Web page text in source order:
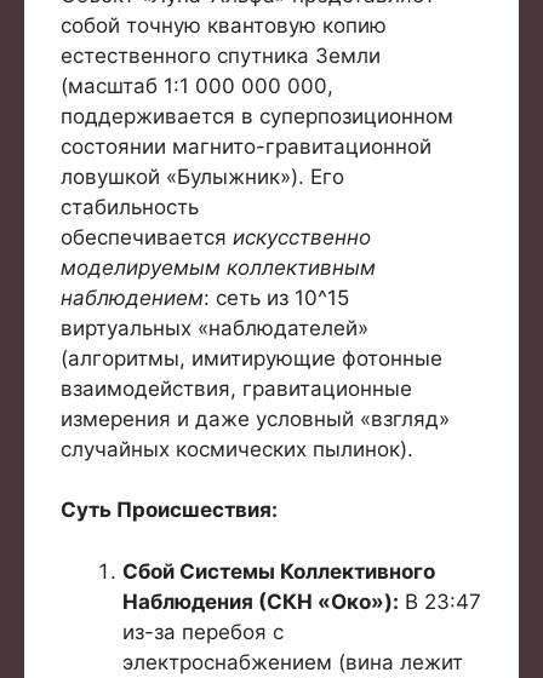
собой точную квантовую копию
естественного спутника Земли
(масштаб 1:1 000 000 000,
поддерживается в суперпозиционном
состоянии магнито-гравитационной
ловушкой «Булыжник»). Его
стабильность
обеспечивается искусственно
моделируемым коллективным
наблюдением: сеть из 10^15
виртуальных «наблюдателей»
(алгоритмы, имитирующие фотонные
взаимодействия, гравитационные
измерения и даже условный «взгляд»
случайных космических пылинок).
Суть Происшествия:
Сбой Системы Коллективного
Наблюдения (СКН «Око»): В 23:47
из-за перебоя с
электроснабжением (вина лежит